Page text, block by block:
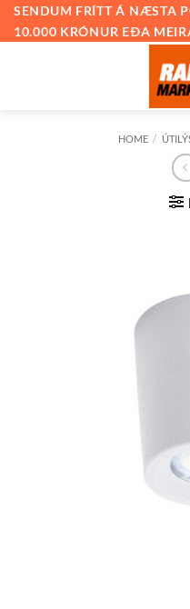
SkipSENDUM FRÍTT Á NÆSTA
10.000 KRÓNUR EÐA
HOME /